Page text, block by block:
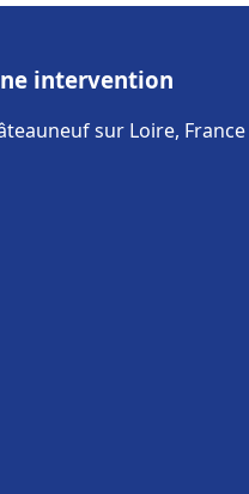
intervention
sur Loire, France